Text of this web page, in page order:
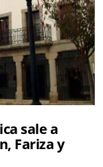
sale a
Fariza y